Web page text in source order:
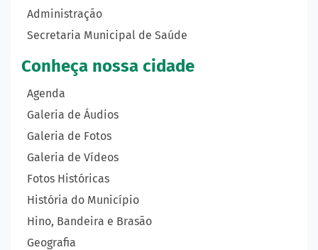
Administração
Secretaria Municipal de Saúde
Conheça nossa cidade
Agenda
Galeria de Áudios
Galeria de Fotos
Galeria de Vídeos
Fotos Históricas
História do Município
Hino, Bandeira e Brasão
Geografia